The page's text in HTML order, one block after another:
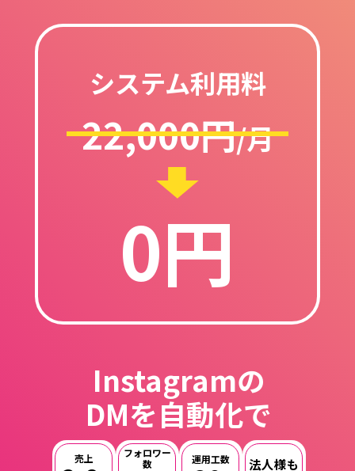
システム利用料
22,000円/月
0円
Instagramの
DMを自動化で
売上
フォロワー
数
運用工数
法人様も